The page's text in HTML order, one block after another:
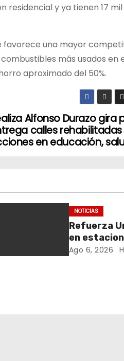
y ya tienen 17
una mayor
más usados en
aproximado del 50%.
Alfonso Durazo gira
calles rehabilitadas
en educación,
NOTICIAS
Refuerza
en
multinivel
Ago 6, 2026